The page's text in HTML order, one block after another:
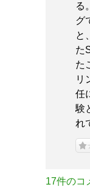
る
グ
と
た
た
リ
任
験
れ
17件のコ